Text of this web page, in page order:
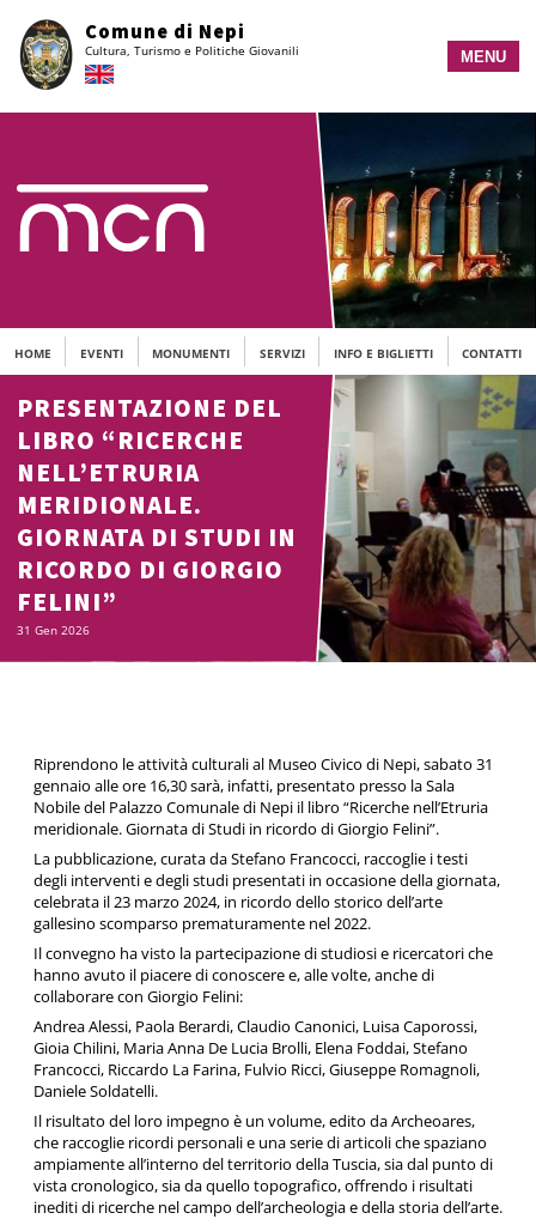
contenuto
principale
Comune di Nepi
Cultura, Turismo e Politiche Giovanili MENU
HOME EVENTI MONUMENTI SERVIZI INFO E BIGLIETTI CONTATTI
PRESENTAZIONE DEL
LIBRO “RICERCHE
NELL’ETRURIA
MERIDIONALE.
GIORNATA DI STUDI IN
RICORDO DI GIORGIO
FELINI”
31 Gen 2026
Riprendono le attività culturali al Museo Civico di Nepi, sabato 31
gennaio alle ore 16,30 sarà, infatti, presentato presso la Sala
Nobile del Palazzo Comunale di Nepi il libro “Ricerche nell’Etruria
meridionale. Giornata di Studi in ricordo di Giorgio Felini”.
La pubblicazione, curata da Stefano Francocci, raccoglie i testi
degli interventi e degli studi presentati in occasione della giornata,
celebrata il 23 marzo 2024, in ricordo dello storico dell’arte
gallesino scomparso prematuramente nel 2022.
Il convegno ha visto la partecipazione di studiosi e ricercatori che
hanno avuto il piacere di conoscere e, alle volte, anche di
collaborare con Giorgio Felini:
Andrea Alessi, Paola Berardi, Claudio Canonici, Luisa Caporossi,
Gioia Chilini, Maria Anna De Lucia Brolli, Elena Foddai, Stefano
Francocci, Riccardo La Farina, Fulvio Ricci, Giuseppe Romagnoli,
Daniele Soldatelli.
Il risultato del loro impegno è un volume, edito da Archeoares,
che raccoglie ricordi personali e una serie di articoli che spaziano
ampiamente all’interno del territorio della Tuscia, sia dal punto di
vista cronologico, sia da quello topografico, offrendo i risultati
inediti di ricerche nel campo dell’archeologia e della storia dell’arte.